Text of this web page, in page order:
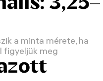
a minta mérete, ha
figyeljük meg